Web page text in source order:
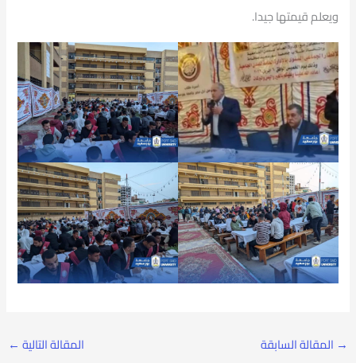
ويعلم قيمتها جيدا.
→ المقالة السابقة المقالة التالية ←